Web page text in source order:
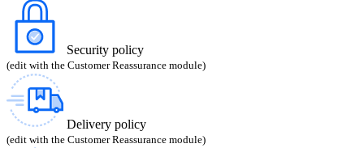
Security policy
(edit with the Customer Reassurance module)
Delivery policy
(edit with the Customer Reassurance module)